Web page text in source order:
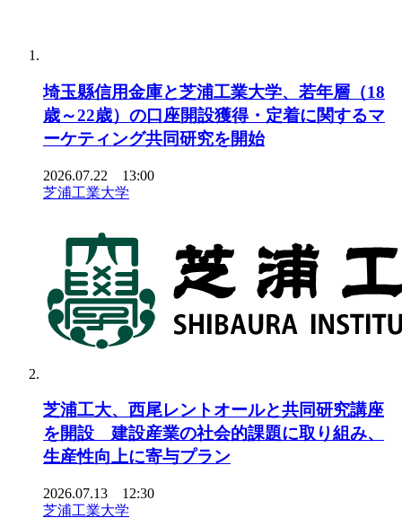
埼玉縣信用金庫と芝浦工業大学、若年層（18
歳～22歳）の口座開設獲得・定着に関するマ
ーケティング共同研究を開始
2026.07.22 13:00
芝浦工業大学
芝浦工大、西尾レントオールと共同研究講座
を開設 建設産業の社会的課題に取り組み、
生産性向上に寄与プラン
2026.07.13 12:30
芝浦工業大学